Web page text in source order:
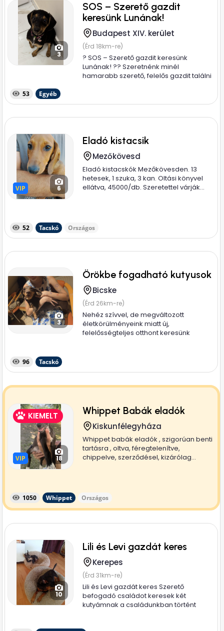
3
SOS – Szerető gazdit
keresünk Lunának!
Budapest XIV. kerület
(Érd 18km-re)
? SOS – Szerető gazdit keresünk
Lunának! ?? Szeretnénk minél
hamarabb szerető, felelős gazdit találni
53 Egyéb
VIP
VIP 6
Eladó kistacsik
Mezőkövesd
Eladó kistacskók Mezőkövesden. 13
hetesek, 1 szuka, 3 kan. Oltási könyvel
ellátva, 45000/db. Szeretettel várják...
52 Tacskó Országos
3
Örökbe fogadható kutyusok
Bicske
(Érd 26km-re)
Nehéz szívvel, de megváltozott
életkörülményeink miatt új,
felelősségteljes otthont keresünk
96 Tacskó
KIEMELT
VIP
VIP 18
Whippet Babák eladók
Kiskunfélegyháza
Whippet babák eladók , szigorúan benti
tartásra , oltva, féregtelenítve,
chippelve, szerződésel, kizárólag...
1050 Whippet Országos
10
Lili és Levi gazdát keres
Kerepes
(Érd 31km-re)
Lili és Levi gazdát keres Szerető
befogadó családot keresek két
kutyámnak a családunkban történt